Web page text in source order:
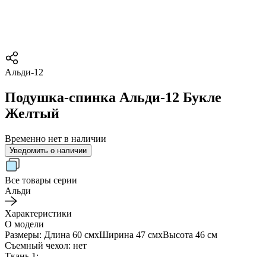
Альди-12
Подушка-спинка Альди-12 Букле
Желтый
Временно нет в наличии
Уведомить о наличии
Все товары серии
Альди
Характеристики
О модели
Размеры: Длина 60 смхШирина 47 смхВысота 46 см
Съемный чехол: нет